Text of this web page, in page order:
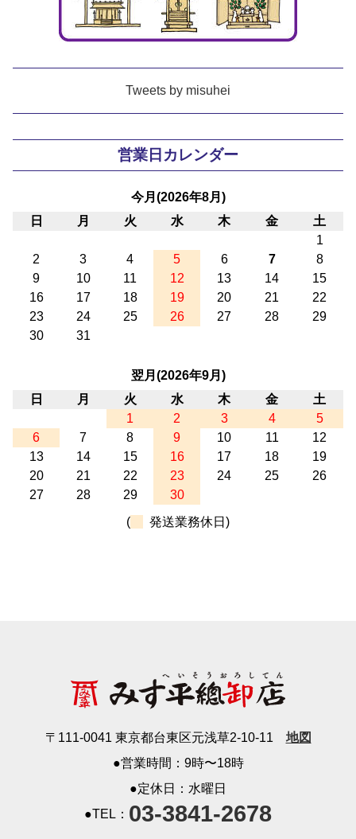
Tweets by misuhei
営業日カレンダー
今月(2026年8月)
日
月 火 水 木 金
土
1
2
3 4 5 6 7
8
9
10 11 12 13 14
15
16
17 18 19 20 21
22
23
24 25 26 27 28
29
30
31
翌月(2026年9月)
日
月 火 水 木 金
土
1
2 3 4
5
6
7 8 9 10 11
12
13
14 15 16 17 18
19
20
21 22 23 24 25
26
27
28 29
30
(
発送業務休日)
〒111-0041 東京都台東区元浅草2-10-11
地図
●営業時間：9時〜18時
●定休日：水曜日
●TEL： 03-3841-2678